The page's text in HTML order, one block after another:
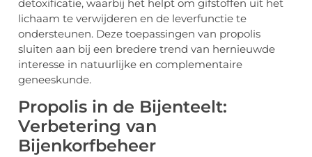
detoxificatie, waarbij het helpt om gifstoffen uit het
lichaam te verwijderen en de leverfunctie te
ondersteunen. Deze toepassingen van propolis
sluiten aan bij een bredere trend van hernieuwde
interesse in natuurlijke en complementaire
geneeskunde.
Propolis in de Bijenteelt:
Verbetering van
Bijenkorfbeheer